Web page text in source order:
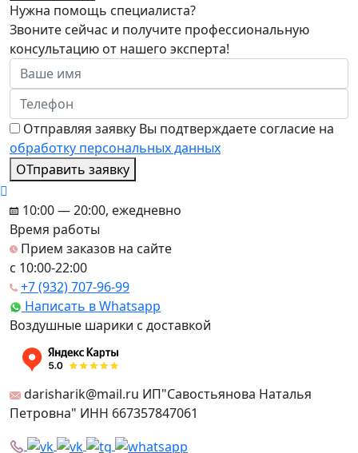
Нужна помощь специалиста?
Звоните сейчас и получите профессиональную
консультацию от нашего эксперта!
Отправляя заявку Вы подтверждаете согласие на
обработку персональных данных
ОТправить заявку
10:00 — 20:00, ежедневно
Время работы
Прием заказов на сайте
c 10:00-22:00
+7 (932) 707-96-99
Написать в Whatsapp
Воздушные шарики с доставкой
darisharik@mail.ru ИП"Савостьянова Наталья
Петровна" ИНН 667357847061